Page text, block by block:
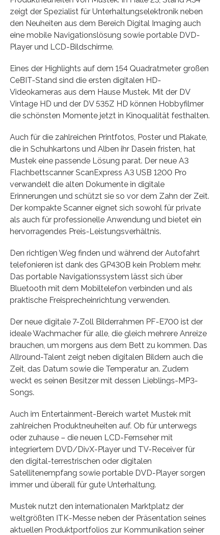
zeigt der Spezialist für Unterhaltungselektronik neben
den Neuheiten aus dem Bereich Digital Imaging auch
eine mobile Navigationslösung sowie portable DVD-
Player und LCD-Bildschirme.
Eines der Highlights auf dem 154 Quadratmeter großen
CeBIT-Stand sind die ersten digitalen HD-
Videokameras aus dem Hause Mustek. Mit der DV
Vintage HD und der DV 535Z HD können Hobbyfilmer
die schönsten Momente jetzt in Kinoqualität festhalten.
Auch für die zahlreichen Printfotos, Poster und Plakate,
die in Schuhkartons und Alben ihr Dasein fristen, hat
Mustek eine passende Lösung parat. Der neue A3
Flachbettscanner ScanExpress A3 USB 1200 Pro
verwandelt die alten Dokumente in digitale
Erinnerungen und schützt sie so vor dem Zahn der Zeit.
Der kompakte Scanner eignet sich sowohl für private
als auch für professionelle Anwendung und bietet ein
hervorragendes Preis-Leistungsverhältnis.
Den richtigen Weg finden und während der Autofahrt
telefonieren ist dank des GP430B kein Problem mehr.
Das portable Navigationssystem lässt sich über
Bluetooth mit dem Mobiltelefon verbinden und als
praktische Freisprecheinrichtung verwenden.
Der neue digitale 7-Zoll Bilderrahmen PF-E700 ist der
ideale Wachmacher für alle, die gleich mehrere Anreize
brauchen, um morgens aus dem Bett zu kommen. Das
Allround-Talent zeigt neben digitalen Bildern auch die
Zeit, das Datum sowie die Temperatur an. Zudem
weckt es seinen Besitzer mit dessen Lieblings-MP3-
Songs.
Auch im Entertainment-Bereich wartet Mustek mit
zahlreichen Produktneuheiten auf. Ob für unterwegs
oder zuhause – die neuen LCD-Fernseher mit
integriertem DVD/DivX-Player und TV-Receiver für
den digital-terrestrischen oder digitalen
Satellitenempfang sowie portable DVD-Player sorgen
immer und überall für gute Unterhaltung.
Mustek nutzt den internationalen Marktplatz der
weltgrößten ITK-Messe neben der Präsentation seines
aktuellen Produktportfolios zur Kommunikation seiner